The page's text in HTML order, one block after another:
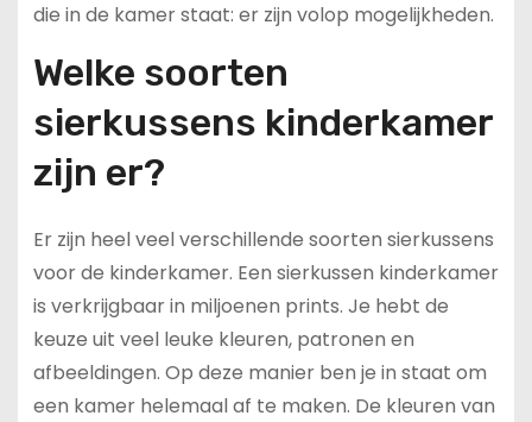
die in de kamer staat: er zijn volop mogelijkheden.
Welke soorten
sierkussens kinderkamer
zijn er?
Er zijn heel veel verschillende soorten sierkussens
voor de kinderkamer. Een sierkussen kinderkamer
is verkrijgbaar in miljoenen prints. Je hebt de
keuze uit veel leuke kleuren, patronen en
afbeeldingen. Op deze manier ben je in staat om
een kamer helemaal af te maken. De kleuren van